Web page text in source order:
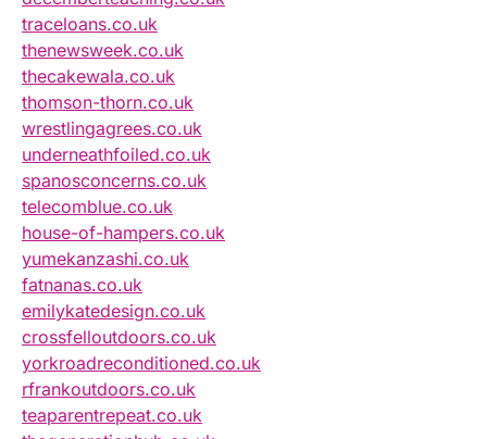
traceloans.co.uk
thenewsweek.co.uk
thecakewala.co.uk
thomson-thorn.co.uk
wrestlingagrees.co.uk
underneathfoiled.co.uk
spanosconcerns.co.uk
telecomblue.co.uk
house-of-hampers.co.uk
yumekanzashi.co.uk
fatnanas.co.uk
emilykatedesign.co.uk
crossfelloutdoors.co.uk
yorkroadreconditioned.co.uk
rfrankoutdoors.co.uk
teaparentrepeat.co.uk